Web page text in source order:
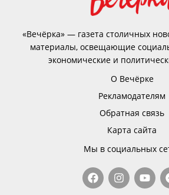
«Вечёрка» — газета столичных
материалы, освещающие
экономические и
О Вечёрке
Рекламодателям
Обратная связь
Карта сайта
Мы в социальных